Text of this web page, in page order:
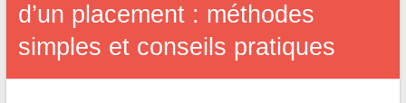
d’un placement : méthodes
simples et conseils pratiques